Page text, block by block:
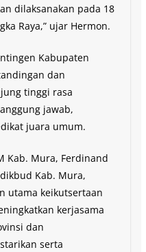
dilaksanakan pada 18
Raya,” ujar Hermon.
Kabupaten
dan
tinggi rasa
jawab,
juara umum.
Kab. Mura, Ferdinand
Kab. Mura,
utama keikutsertaan
kerjasama
dan
serta